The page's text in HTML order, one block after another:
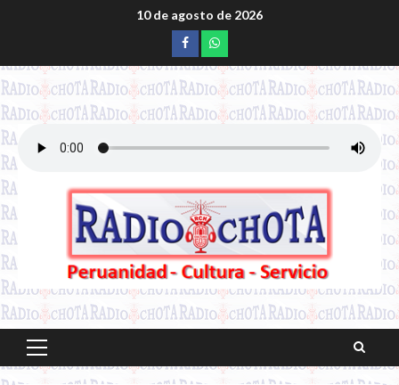
10 de agosto de 2026
Facebookwhatsapp
Menú
principal